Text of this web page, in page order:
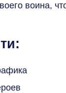
воина,